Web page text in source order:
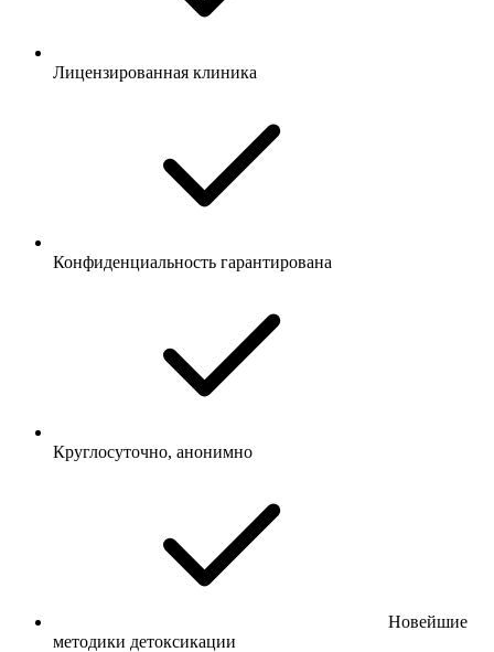
Лицензированная клиника
Конфиденциальность гарантирована
Круглосуточно, анонимно
Новейшие
методики детоксикации